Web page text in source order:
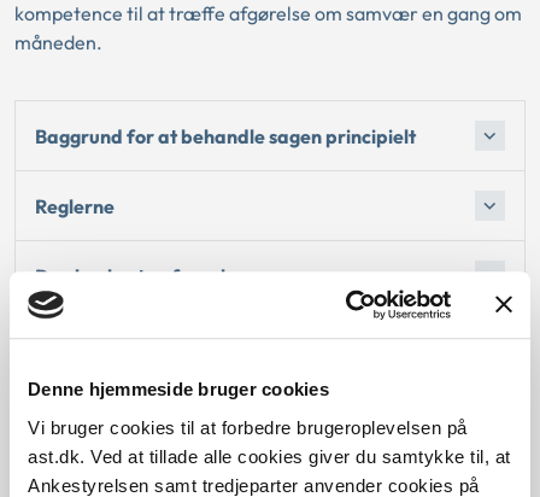
Denne hjemmeside bruger cookies
Vi bruger cookies til at forbedre brugeroplevelsen på
ast.dk. Ved at tillade alle cookies giver du samtykke til, at
Ankestyrelsen samt tredjeparter anvender cookies på
kompetence til at træffe afgørelse om samvær en gang om
måneden.
Baggrund for at behandle sagen principielt
Reglerne
Den konkrete afgørelse
Begrundelse for afgørelsen
Dato for underskrift